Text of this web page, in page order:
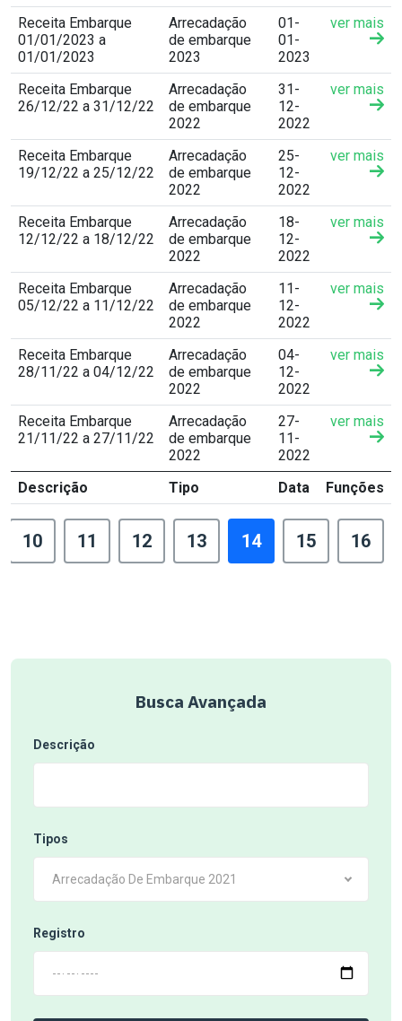
Busca Avançada
Descrição
Tipos
Arrecadação De Embarque 2021
Registro
Receita Embarque
01/01/2023 a
01/01/2023
Arrecadação
de embarque
2023
01-
01-
2023
ver mais
Receita Embarque
26/12/22 a 31/12/22
Arrecadação
de embarque
2022
31-
12-
2022
ver mais
Receita Embarque
19/12/22 a 25/12/22
Arrecadação
de embarque
2022
25-
12-
2022
ver mais
Receita Embarque
12/12/22 a 18/12/22
Arrecadação
de embarque
2022
18-
12-
2022
ver mais
Receita Embarque
05/12/22 a 11/12/22
Arrecadação
de embarque
2022
11-
12-
2022
ver mais
Receita Embarque
28/11/22 a 04/12/22
Arrecadação
de embarque
2022
04-
12-
2022
ver mais
Receita Embarque
21/11/22 a 27/11/22
Arrecadação
de embarque
2022
27-
11-
2022
ver mais
Descrição Tipo Data Funções
10 11 12 13 14 15 16